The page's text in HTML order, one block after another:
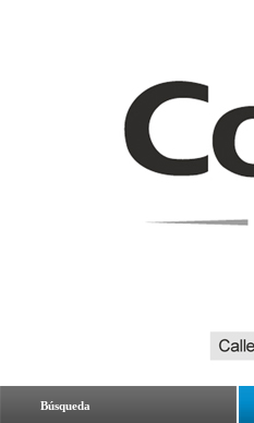
Búsqueda